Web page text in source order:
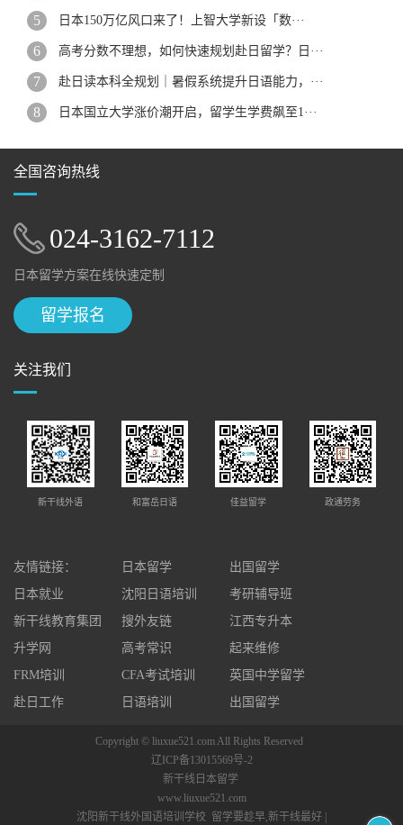
日本150万亿风口来了！上智大学新设「数···
高考分数不理想，如何快速规划赴日留学？日···
赴日读本科全规划｜暑假系统提升日语能力，···
日本国立大学涨价潮开启，留学生学费飙至1···
全国咨询热线
024-3162-7112
日本留学方案在线快速定制
留学报名
关注我们
新干线外语 和富岳日语 佳益留学 政通劳务
友情链接： 日本留学
出国留学
日本就业
沈阳日语培训
考研辅导班
新干线教育集团
搜外友链
江西专升本
升学网
高考常识
起来维修
FRM培训
CFA考试培训
英国中学留学
赴日工作
日语培训 出国留学
Copyright © liuxue521.com All Rights Reserved
辽ICP备13015569号-2
新干线日本留学
www.liuxue521.com
沈阳新干线外国语培训学校 留学要趁早,新干线最好 |